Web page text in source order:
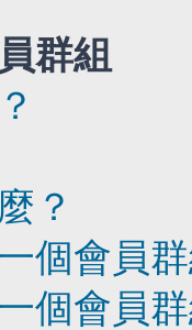
群組
？
個會員
個會員